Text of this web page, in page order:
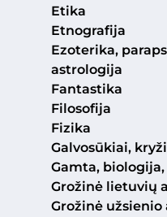
Etika
Etnografija
Ezoterika,
astrologija
Fantastika
Filosofija
Fizika
Galvosūkiai,
Gamta,
Grožinė lietuvių
Grožinė